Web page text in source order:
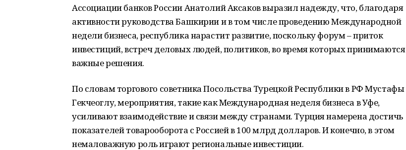
Ассоциации банков России Анатолий Аксаков выразил надежду, что, благодаря
активности руководства Башкирии и в том числе проведению Международной
недели бизнеса, республика нарастит развитие, поскольку форум – приток
инвестиций, встреч деловых людей, политиков, во время которых принимаются
важные решения.
По словам торгового советника Посольства Турецкой Республики в РФ Мустафы
Гекчеоглу, мероприятия, такие как Международная неделя бизнеса в Уфе,
усиливают взаимодействие и связи между странами. Турция намерена достичь
показателей товарооборота с Россией в 100 млрд долларов. И конечно, в этом
немаловажную роль играют региональные инвестиции.